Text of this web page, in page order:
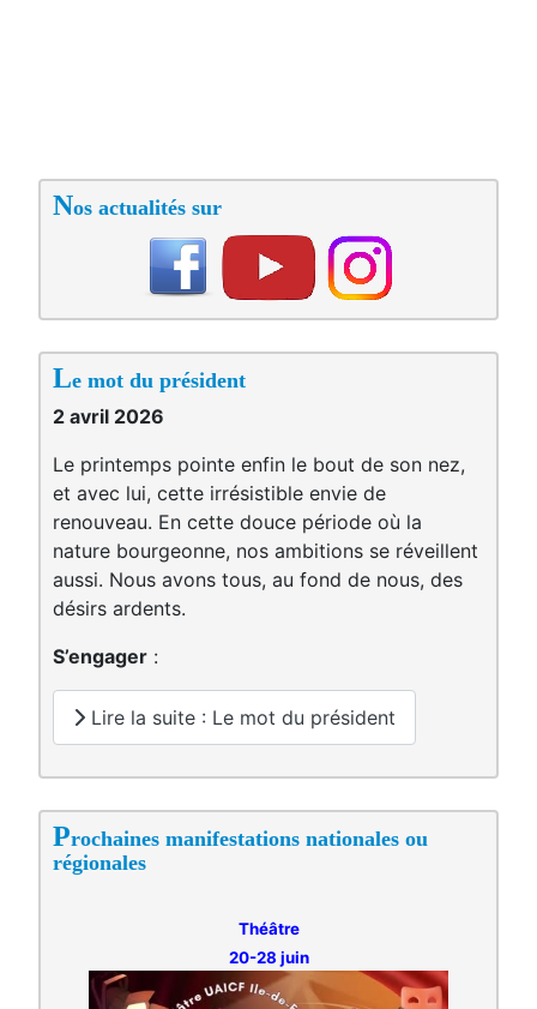
Nos actualités sur
Le mot du président
2 avril 2026
Le printemps pointe enfin le bout de son nez,
et avec lui, cette irrésistible envie de
renouveau. En cette douce période où la
nature bourgeonne, nos ambitions se réveillent
aussi. Nous avons tous, au fond de nous, des
désirs ardents.
S’engager :
Lire la suite : Le mot du président
Prochaines manifestations nationales ou
régionales
Théâtre
20-28 juin